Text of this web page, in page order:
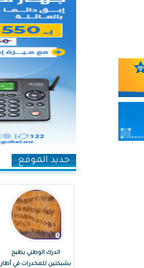
جديد الموقع
الدرك الوطني يطيح
بشبكتين للمخدرات في أطار